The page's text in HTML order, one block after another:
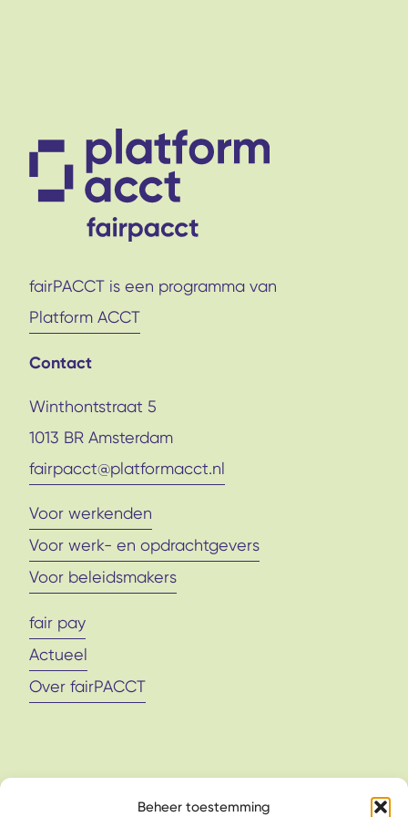
Beheer toestemming
fairPACCT is een programma van
Platform ACCT
Contact
Winthontstraat 5
1013 BR Amsterdam
fairpacct@platformacct.nl
Voor werkenden
Voor werk- en opdrachtgevers
Voor beleidsmakers
fair pay
Actueel
Over fairPACCT